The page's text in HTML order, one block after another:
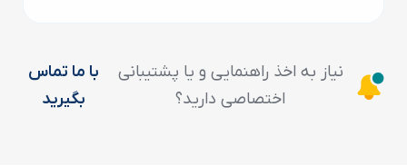
نیاز به اخذ راهنمایی و یا پشتیبانی
اختصاصی دارید؟
با ما تماس
بگیرید